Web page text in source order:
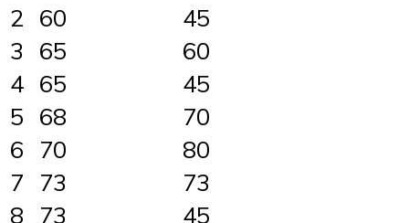
2 60
45
3
65
60
4 65
45
5 68
70
6
70
80
7
73
73
8
73
45